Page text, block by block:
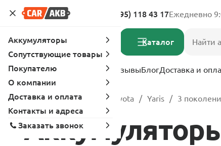
Адреса магазинов 8 (495) 118 43 17Ежедневно
Каталог
Услуги Вопрос-ответ ОтзывыБлогДоставка и
Главная Каталог Toyota Yaris 3
Аккумуляторы
Сопутствующие товары
Покупателю
О компании
Доставка и оплата
Контакты и адреса
Заказать звонок